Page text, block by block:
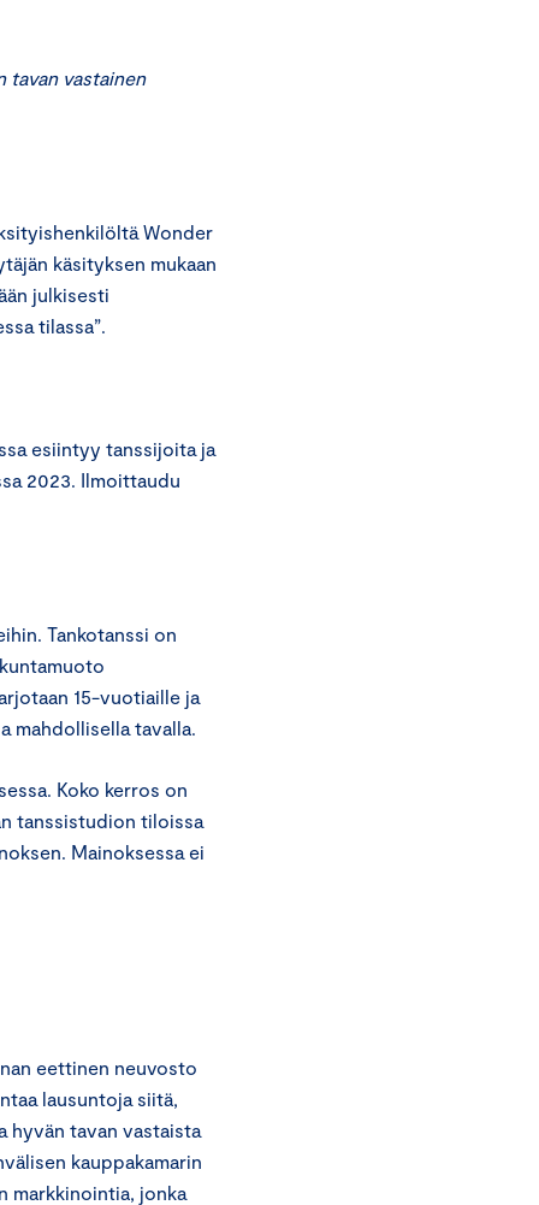
tavan vastainen
Wonder
käsityksen mukaan
julkisesti
tilassa”.
esiintyy tanssijoita ja
2023. Ilmoittaudu
Tankotanssi on
15-vuotiaille ja
mahdollisella tavalla.
Koko kerros on
tanssistudion tiloissa
Mainoksessa ei
eettinen neuvosto
lausuntoja siitä,
hyvän tavan vastaista
kauppakamarin
markkinointia, jonka